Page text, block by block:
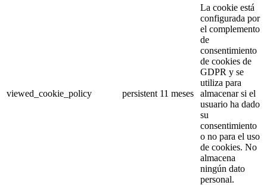
viewed_cookie_policy persistent 11 meses
La cookie está
configurada por
el complemento
de
consentimiento
de cookies de
GDPR y se
utiliza para
almacenar si el
usuario ha dado
su
consentimiento
o no para el uso
de cookies. No
almacena
ningún dato
personal.